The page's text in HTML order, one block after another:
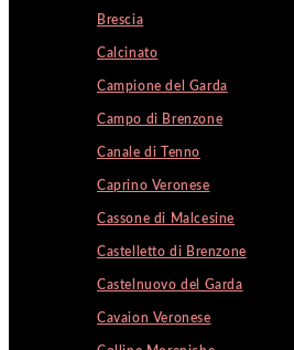
Brescia
Calcinato
Campione del Garda
Campo di Brenzone
Canale di Tenno
Caprino Veronese
Cassone di Malcesine
Castelletto di Brenzone
Castelnuovo del Garda
Cavaion Veronese